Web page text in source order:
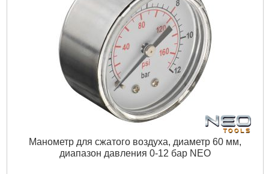
Обмотка статора двигателя: Медь
Механическое уплотнение: Картридж
Класс изоляции:
Класс защиты:
IP55
Перекачиваемая жидкость:
Только для чистой воды без
абразивосодержащих примесей (песка, глины, извести и т.д.)
Диаметр всасывающего патрубка DN1, " (дюйм):
Диаметр напорного патрубка DN2, " (дюйм):
Максимальная температура окружающей среды, °C:
Вес брутто (единицы), кг: 72.9
Подробнее...
Манометр для сжатого воздуха, диаметр 60 мм,
диапазон давления 0-12 бар NEO